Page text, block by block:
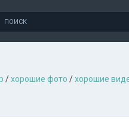
/хорошие фото /хорошие